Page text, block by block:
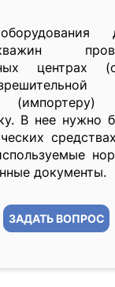
центрах
(импортеру)
В нее нужно
документы.
ЗАДАТЬ ВОПРОС